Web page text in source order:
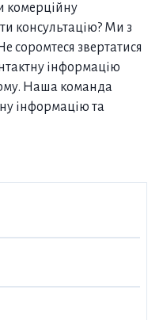
комерційну
консультацію? Ми з
соромтеся звертатися
інформацію
Наша команда
інформацію та